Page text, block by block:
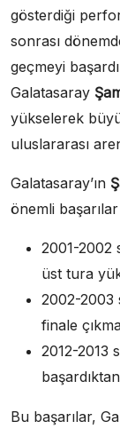
gösterdiği
sonrası
geçmeyi
Galatasaray
yükselerek
uluslararası
Galatasaray’ın
önemli
2001-2002
üst tura
2002-2003
finale
2012-2013
Bu başarılar,